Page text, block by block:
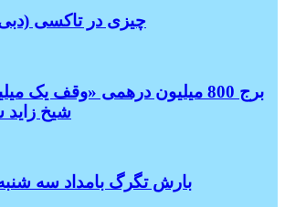
چیزی در تاکسی
برج 800 میلیون درهمی «وقف یک
شیخ
بارش تگرگ بامداد سه